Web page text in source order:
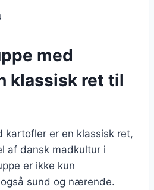
med
klassisk ret til
kartofler er en klassisk ret,
af dansk madkultur i
er ikke kun
sund og nærende.